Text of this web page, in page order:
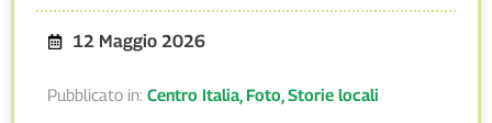
12 Maggio 2026
Pubblicato in: Centro Italia, Foto, Storie locali